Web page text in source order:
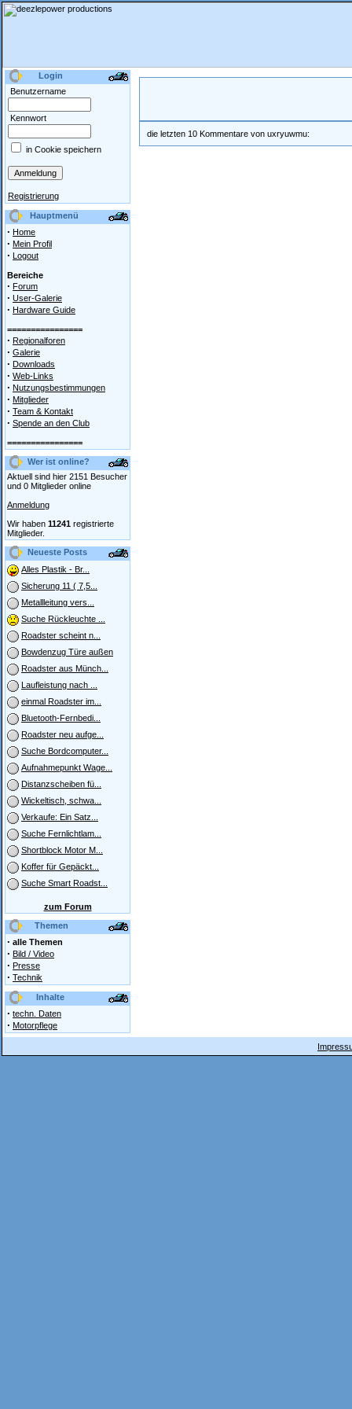
Login
Benutzername
Kennwort
in Cookie speichern
Registrierung
Hauptmenü
· Home
· Mein Profil
· Logout
Bereiche
· Forum
· User-Galerie
· Hardware Guide
================
· Regionalforen
· Galerie
· Downloads
· Web-Links
· Nutzungsbestimmungen
· Mitglieder
· Team & Kontakt
· Spende an den Club
================
Wer ist online?
Aktuell sind hier 2151 Besucher
und 0 Mitglieder online
Anmeldung
Wir haben 11241 registrierte
Mitglieder.
Neueste Posts
Alles Plastik - Br...
Sicherung 11 ( 7,5...
Metallleitung vers...
Suche Rückleuchte ...
Roadster scheint n...
Bowdenzug Türe außen
Roadster aus Münch...
Laufleistung nach ...
einmal Roadster im...
Bluetooth-Fernbedi...
Roadster neu aufge...
Suche Bordcomputer...
Aufnahmepunkt Wage...
Distanzscheiben fü...
Wickeltisch, schwa...
Verkaufe: Ein Satz...
Suche Fernlichtlam...
Shortblock Motor M...
Koffer für Gepäckt...
Suche Smart Roadst...
zum Forum
Themen
· alle Themen
· Bild / Video
· Presse
· Technik
Inhalte
· techn. Daten
· Motorpflege
die letzten 10 Kommentare von uxryuwmu: